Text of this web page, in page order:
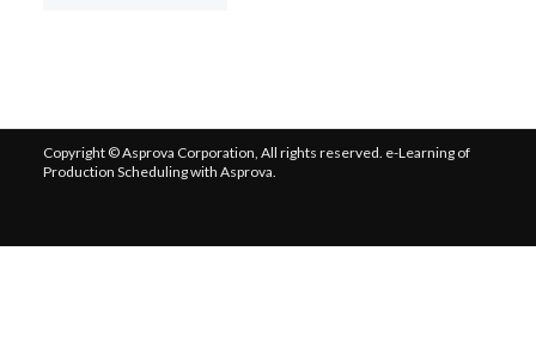
Copyright © Asprova Corporation, All rights reserved. e-Learning of
Production Scheduling with Asprova.